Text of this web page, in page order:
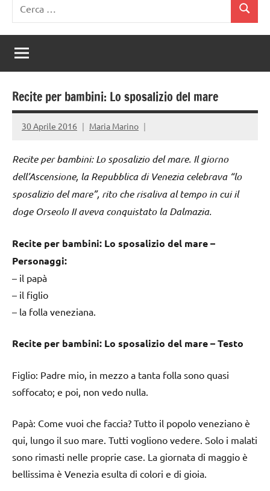
per:
Cerca
Recite per bambini: Lo sposalizio del mare
30 Aprile 2016 Maria Marino
Recite per bambini: Lo sposalizio del mare. Il giorno
dell’Ascensione, la Repubblica di Venezia celebrava “lo
sposalizio del mare”, rito che risaliva al tempo in cui il
doge Orseolo II aveva conquistato la Dalmazia.
Recite per bambini: Lo sposalizio del mare –
Personaggi:
– il papà
– il figlio
– la folla veneziana.
Recite per bambini: Lo sposalizio del mare – Testo
Figlio: Padre mio, in mezzo a tanta folla sono quasi
soffocato; e poi, non vedo nulla.
Papà: Come vuoi che faccia? Tutto il popolo veneziano è
qui, lungo il suo mare. Tutti vogliono vedere. Solo i malati
sono rimasti nelle proprie case. La giornata di maggio è
bellissima è Venezia esulta di colori e di gioia.